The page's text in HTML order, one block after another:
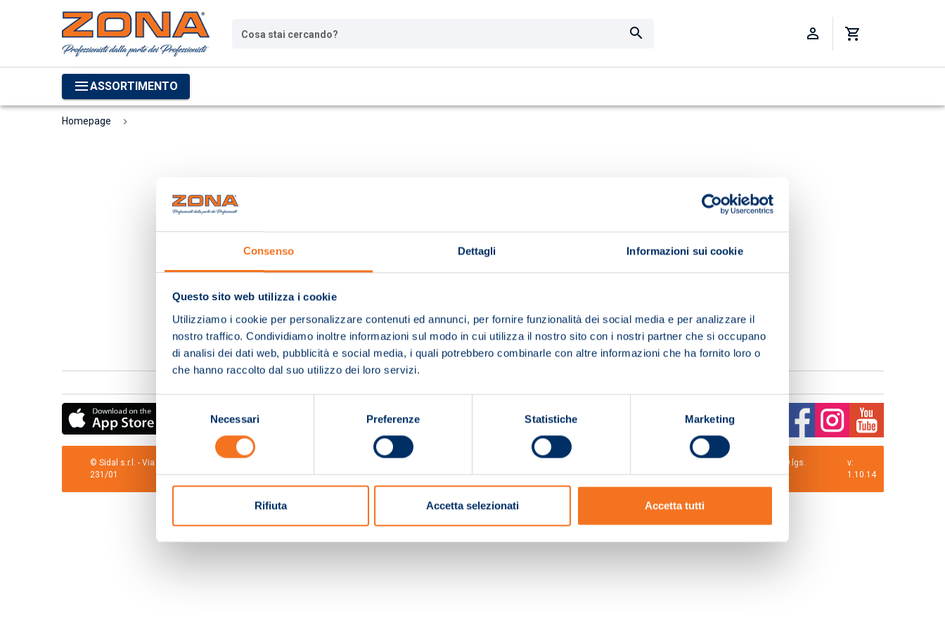
Consenso Dettagli Informazioni sui cookie
Questo sito web utilizza i cookie
Utilizziamo i cookie per personalizzare contenuti ed annunci, per fornire funzionalità dei social media e per analizzare il
nostro traffico. Condividiamo inoltre informazioni sul modo in cui utilizza il nostro sito con i nostri partner che si occupano
di analisi dei dati web, pubblicità e social media, i quali potrebbero combinarle con altre informazioni che ha fornito loro o
che hanno raccolto dal suo utilizzo dei loro servizi.
Selezione
consenso
Necessari Preferenze Statistiche Marketing
Rifiuta Accetta selezionati Accetta tutti
Cosa stai cercando?
ASSORTIMENTO
Homepage
© Sidal s.r.l. - Via S.Agostino,50, 51100 Pistoia - Cod.Fisc. e Registro Imprese Pistoia 01680210505 – R.E.A. n.155974 - Cap.Soc. € 2.000.000,00 i.v. La Società adotta il Codice Etico D.lgs.
231/01
v:
1.10.14